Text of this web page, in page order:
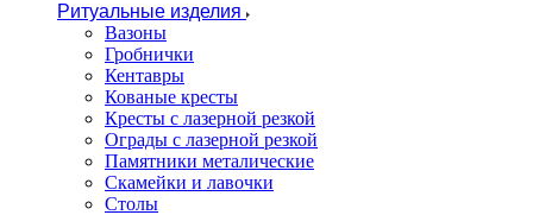
Ритуальные изделия
Вазоны
Гробнички
Кентавры
Кованые кресты
Кресты с лазерной резкой
Ограды с лазерной резкой
Памятники металические
Скамейки и лавочки
Столы